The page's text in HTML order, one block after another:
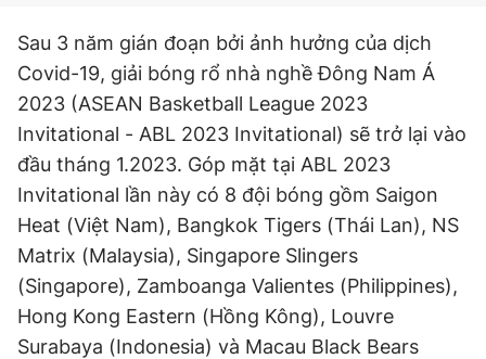
Hotline
0906 645 777
Liên hệ quảng cáo
0908 780 404
Đặt báo Quảng cáo RSS Tòa soạn Chính sách bảo
Tổng biên tập: Nguyễn Ngọc Toàn
Phó tổng biên tập thường trực: Hải Thành
Phó tổng biên tập: Lâm Hiếu Dũng
Phó tổng biên tập: Trần Việt Hưng
Tổng thư ký tòa soạn: Đức Trung
Giấy phép xuất bản số 110/GP - BTTTT cấp ngày 24.3.2020
© 2003-2026 Bản quyền thuộc về Báo Thanh Niên. Cấm sao
chép dưới mọi hình thức nếu không có sự chấp thuận bằng văn
bản. Phát triển bởi ePi Technologies, JSC.
Sau 3 năm gián đoạn bởi ảnh hưởng của dịch
Covid-19, giải bóng rổ nhà nghề Đông Nam Á
2023 (ASEAN Basketball League 2023
Invitational - ABL 2023 Invitational) sẽ trở lại vào
đầu tháng 1.2023. Góp mặt tại ABL 2023
Invitational lần này có 8 đội bóng gồm Saigon
Heat (Việt Nam), Bangkok Tigers (Thái Lan), NS
Matrix (Malaysia), Singapore Slingers
(Singapore), Zamboanga Valientes (Philippines),
Hong Kong Eastern (Hồng Kông), Louvre
Surabaya (Indonesia) và Macau Black Bears